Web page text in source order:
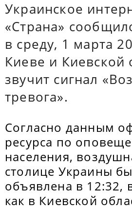
Украинское
«Страна»
в среду, 1 марта
Киеве и Киевской
звучит сигнал
тревога».
Согласно данным
ресурса по
населения,
столице Украины
объявлена в 12:32,
как в Киевской